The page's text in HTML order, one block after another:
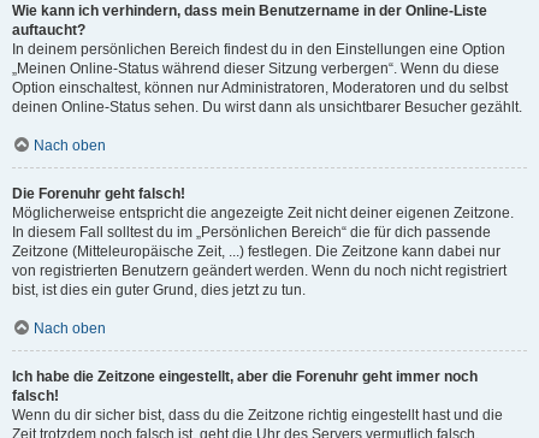
Wie kann ich verhindern, dass mein Benutzername in der Online-Liste
auftaucht?
In deinem persönlichen Bereich findest du in den Einstellungen eine Option
„Meinen Online-Status während dieser Sitzung verbergen“. Wenn du diese
Option einschaltest, können nur Administratoren, Moderatoren und du selbst
deinen Online-Status sehen. Du wirst dann als unsichtbarer Besucher gezählt.
Nach oben
Die Forenuhr geht falsch!
Möglicherweise entspricht die angezeigte Zeit nicht deiner eigenen Zeitzone.
In diesem Fall solltest du im „Persönlichen Bereich“ die für dich passende
Zeitzone (Mitteleuropäische Zeit, ...) festlegen. Die Zeitzone kann dabei nur
von registrierten Benutzern geändert werden. Wenn du noch nicht registriert
bist, ist dies ein guter Grund, dies jetzt zu tun.
Nach oben
Ich habe die Zeitzone eingestellt, aber die Forenuhr geht immer noch
falsch!
Wenn du dir sicher bist, dass du die Zeitzone richtig eingestellt hast und die
Zeit trotzdem noch falsch ist, geht die Uhr des Servers vermutlich falsch.